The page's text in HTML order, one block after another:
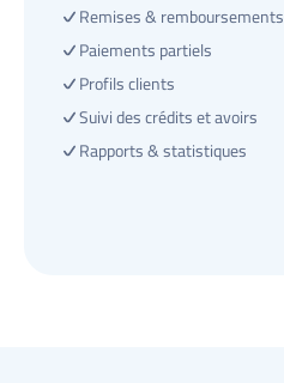
Remises & remboursements
Paiements partiels
Profils clients
Suivi des crédits et avoirs
Rapports & statistiques